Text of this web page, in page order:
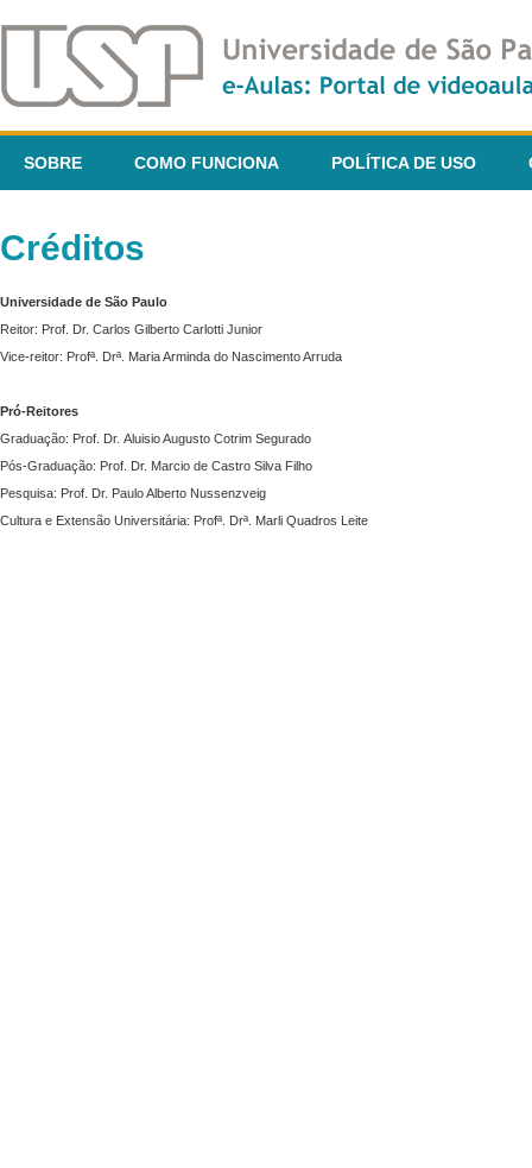
SOBRE COMO FUNCIONA POLÍTICA DE USO
Créditos
Universidade de São Paulo
Reitor: Prof. Dr. Carlos Gilberto Carlotti Junior
Vice-reitor: Profª. Drª. Maria Arminda do Nascimento Arruda
Pró-Reitores
Graduação: Prof. Dr. Aluisio Augusto Cotrim Segurado
Pós-Graduação: Prof. Dr. Marcio de Castro Silva Filho
Pesquisa: Prof. Dr. Paulo Alberto Nussenzveig
Cultura e Extensão Universitária: Profª. Drª. Marli Quadros Leite